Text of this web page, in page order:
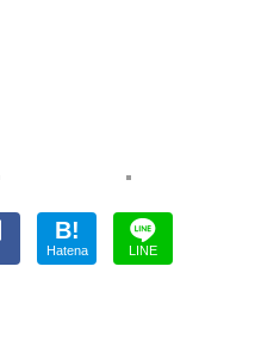
B!
Hatena LINE